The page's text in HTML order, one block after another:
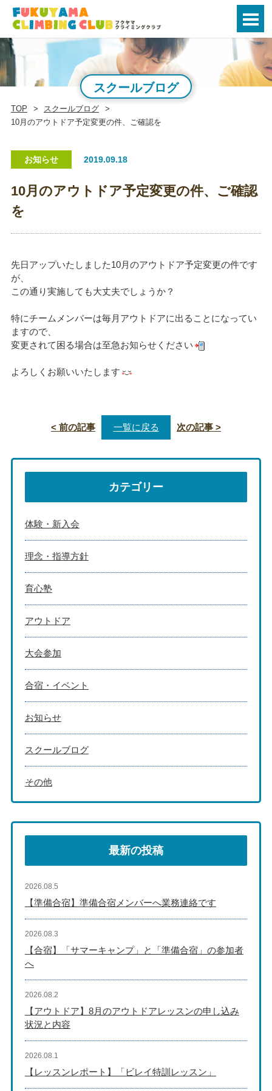
スクールブログ
TOP
スクールブログ
10月のアウトドア予定変更の件、ご確認を
お知らせ 2019.09.18
10月のアウトドア予定変更の件、ご確認
を
先日アップいたしました10月のアウトドア予定変更の件です
が、
この通り実施しても大丈夫でしょうか？
特にチームメンバーは毎月アウトドアに出ることになってい
ますので、
変更されて困る場合は至急お知らせください
よろしくお願いいたします
< 前の記事 一覧に戻る 次の記事 >
カテゴリー
体験・新入会
理念・指導方針
育心塾
アウトドア
大会参加
合宿・イベント
お知らせ
スクールブログ
その他
最新の投稿
【準備合宿】準備合宿メンバーへ業務連絡です
2026.08.5
【合宿】「サマーキャンプ」と「準備合宿」の参加者
へ
2026.08.3
【アウトドア】8月のアウトドアレッスンの申し込み
状況と内容
2026.08.2
【レッスンレポート】「ビレイ特訓レッスン」
2026.08.1